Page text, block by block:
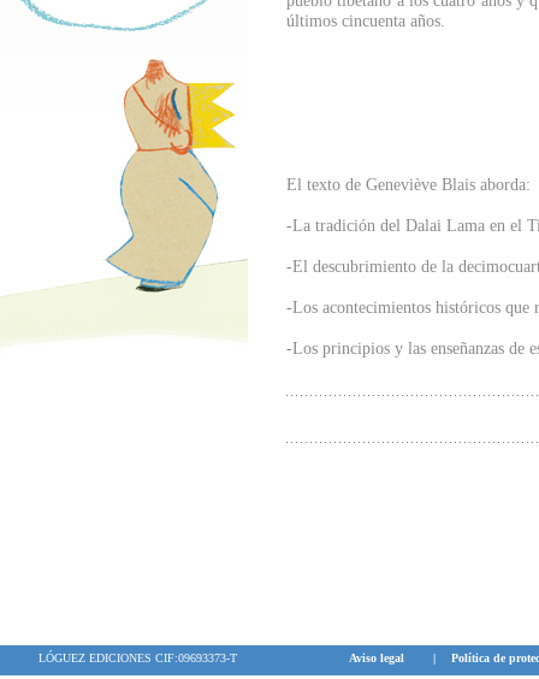
últimos cincuenta años.
El texto de Geneviève Blais aborda:
-La tradición del Dalai Lama en el
-El descubrimiento de la
-Los acontecimientos históricos
-Los principios y las enseñanzas de
LÓGUEZ EDICIONES CIF:09693373-T Aviso legal | Política de